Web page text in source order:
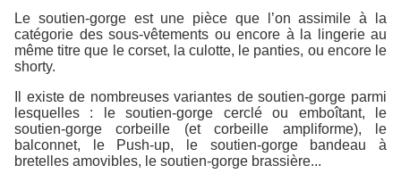
Le soutien-gorge est une pièce que l’on assimile à la
catégorie des sous-vêtements ou encore à la lingerie au
même titre que le corset, la culotte, le panties, ou encore le
shorty.
Il existe de nombreuses variantes de soutien-gorge parmi
lesquelles : le soutien-gorge cerclé ou emboîtant, le
soutien-gorge corbeille (et corbeille ampliforme), le
balconnet, le Push-up, le soutien-gorge bandeau à
bretelles amovibles, le soutien-gorge brassière...